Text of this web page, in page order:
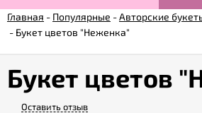
Возврат
Гарантии
Главная - Популярные -Авторские
- Букет цветов "Неженка"
Букет цветов
Оставить отзыв